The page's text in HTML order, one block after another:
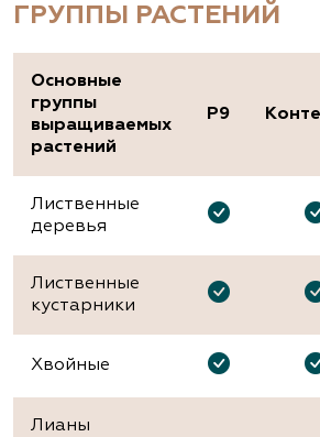
ГРУППЫ РАСТЕНИЙ
Основные
группы
выращиваемых
растений
P9
Лиственные
деревья
Лиственные
кустарники
Хвойные
Лианы